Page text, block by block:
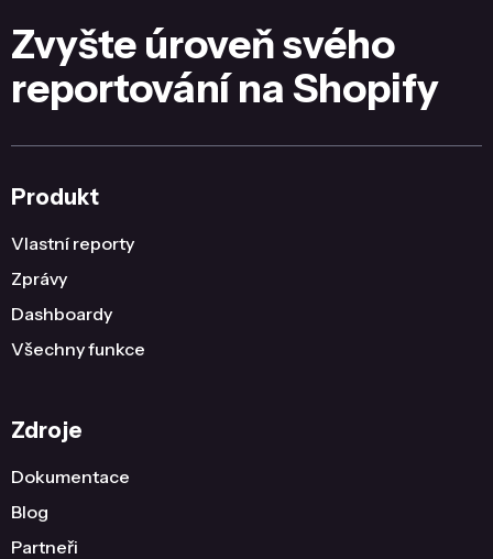
Zvyšte úroveň svého
reportování na Shopify
Produkt
Vlastní reporty
Zprávy
Dashboardy
Všechny funkce
Zdroje
Dokumentace
Blog
Partneři